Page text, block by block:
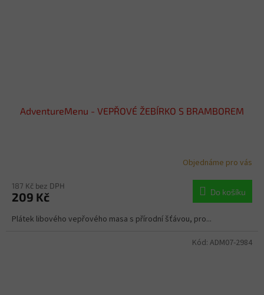
AdventureMenu - VEPŘOVÉ ŽEBÍRKO S BRAMBOREM
Objednáme pro vás
187 Kč bez DPH
209 Kč Do košíku
Plátek libového vepřového masa s přírodní šťávou, pro...
Kód: ADM07-2984